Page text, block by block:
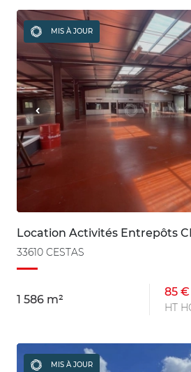
MIS À JOUR
Location Activités Entrepôts
33610 CESTAS
1 586 m²
85 €
HT
MIS À JOUR